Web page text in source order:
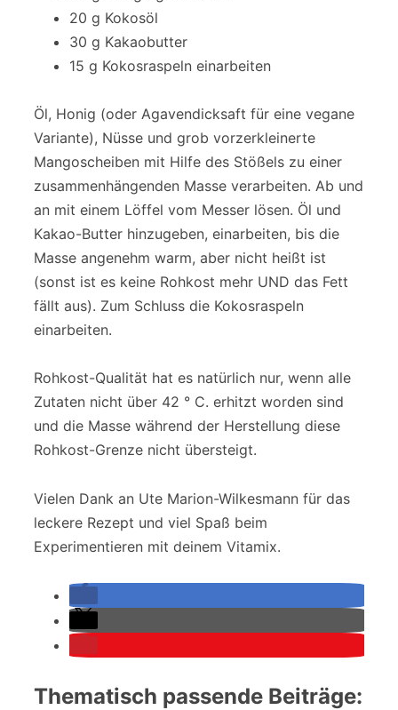
20 g Kokosöl
30 g Kakaobutter
15 g Kokosraspeln einarbeiten
Öl, Honig (oder Agavendicksaft für eine vegane
Variante), Nüsse und grob vorzerkleinerte
Mangoscheiben mit Hilfe des Stößels zu einer
zusammenhängenden Masse verarbeiten. Ab und
an mit einem Löffel vom Messer lösen. Öl und
Kakao-Butter hinzugeben, einarbeiten, bis die
Masse angenehm warm, aber nicht heißt ist
(sonst ist es keine Rohkost mehr UND das Fett
fällt aus). Zum Schluss die Kokosraspeln
einarbeiten.
Rohkost-Qualität hat es natürlich nur, wenn alle
Zutaten nicht über 42 ° C. erhitzt worden sind
und die Masse während der Herstellung diese
Rohkost-Grenze nicht übersteigt.
Vielen Dank an Ute Marion-Wilkesmann für das
leckere Rezept und viel Spaß beim
Experimentieren mit deinem Vitamix.
Thematisch passende Beiträge: